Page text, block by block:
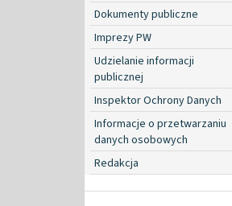
Dokumenty publiczne
Imprezy PW
Udzielanie informacji
publicznej
Inspektor Ochrony Danych
Informacje o przetwarzaniu
danych osobowych
Redakcja